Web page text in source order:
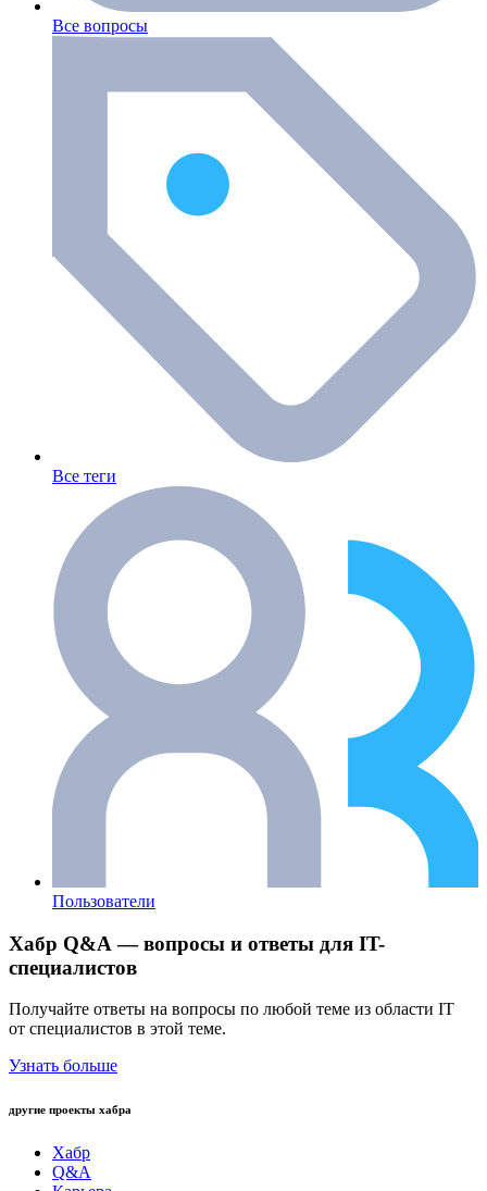
Все вопросы
Все теги
Пользователи
Хабр Q&A — вопросы и ответы для IT-
специалистов
Получайте ответы на вопросы по любой теме из области IT
от специалистов в этой теме.
Узнать больше
другие проекты хабра
Хабр
Q&A